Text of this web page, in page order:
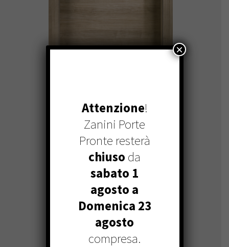
Attenzione!
Zanini Porte
Pronte resterà
chiuso da
sabato 1
agosto a
Domenica 23
agosto
compresa.
×